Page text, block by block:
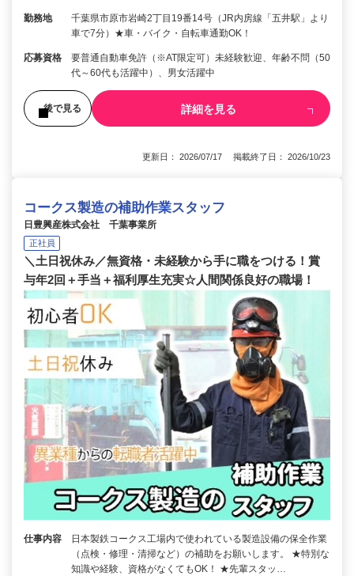
勤務地
千葉県市原市岩崎2丁目19番14号（JR内房線「五井駅」より
車で7分）★車・バイク・自転車通勤OK！
応募資格
要普通自動車免許（※AT限定可）未経験歓迎、年齢不問（50
代～60代も活躍中）、男女活躍中
後で見る 詳細を見る
更新日： 2026/07/17 掲載終了日： 2026/10/23
コークス製造の補助作業スタッフ
日豊興産株式会社 千葉事業所
正社員
＼土日祝休み／無資格・未経験から手に職をつける！賞
与年2回＋手当＋福利厚生充実☆人間関係良好の職場！
仕事内容
日本製鉄コークス工場内で使われている製造設備の保全作業
（点検・修理・清掃など）の補助をお願いします。 ★特別な
知識や経験、資格がなくてもOK！ ★先輩スタッ…